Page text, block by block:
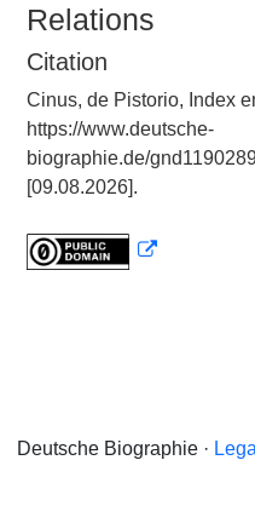
Relations
Citation
Cinus, de Pistorio, Index
https://www.deutsche-
biographie.de/
[09.08.2026].
Deutsche Biographie ·